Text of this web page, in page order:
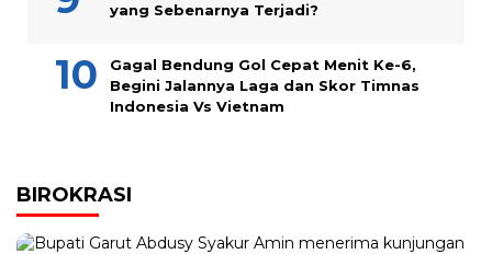
yang Sebenarnya Terjadi?
Gagal Bendung Gol Cepat Menit Ke-6,
Begini Jalannya Laga dan Skor Timnas
Indonesia Vs Vietnam
BIROKRASI